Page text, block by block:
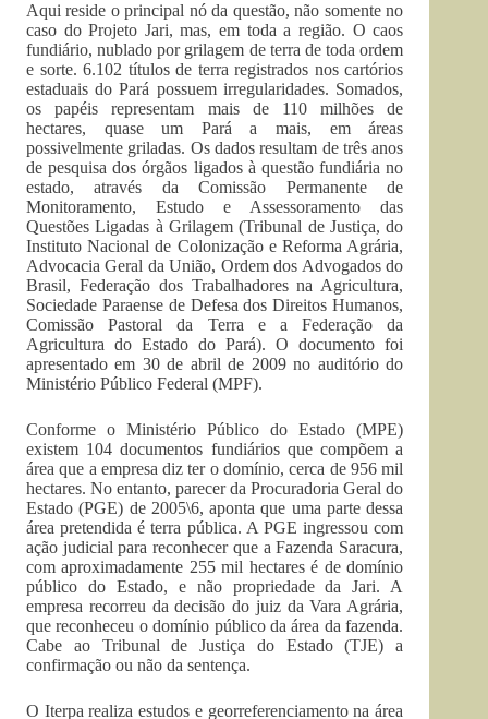
Aqui reside o principal nó da questão, não somente no
caso do Projeto Jari, mas, em toda a região. O caos
fundiário, nublado por grilagem de terra de toda ordem
e sorte. 6.102 títulos de terra registrados nos cartórios
estaduais do Pará possuem irregularidades. Somados,
os papéis representam mais de 110 milhões de
hectares, quase um Pará a mais, em áreas
possivelmente griladas. Os dados resultam de três anos
de pesquisa dos órgãos ligados à questão fundiária no
estado, através da Comissão Permanente de
Monitoramento, Estudo e Assessoramento das
Questões Ligadas à Grilagem (Tribunal de Justiça, do
Instituto Nacional de Colonização e Reforma Agrária,
Advocacia Geral da União, Ordem dos Advogados do
Brasil, Federação dos Trabalhadores na Agricultura,
Sociedade Paraense de Defesa dos Direitos Humanos,
Comissão Pastoral da Terra e a Federação da
Agricultura do Estado do Pará). O documento foi
apresentado em 30 de abril de 2009 no auditório do
Ministério Público Federal (MPF).
Conforme o Ministério Público do Estado (MPE)
existem 104 documentos fundiários que compõem a
área que a empresa diz ter o domínio, cerca de 956 mil
hectares. No entanto, parecer da Procuradoria Geral do
Estado (PGE) de 2005\6, aponta que uma parte dessa
área pretendida é terra pública. A PGE ingressou com
ação judicial para reconhecer que a Fazenda Saracura,
com aproximadamente 255 mil hectares é de domínio
público do Estado, e não propriedade da Jari. A
empresa recorreu da decisão do juiz da Vara Agrária,
que reconheceu o domínio público da área da fazenda.
Cabe ao Tribunal de Justiça do Estado (TJE) a
confirmação ou não da sentença.
O Iterpa realiza estudos e georreferenciamento na área